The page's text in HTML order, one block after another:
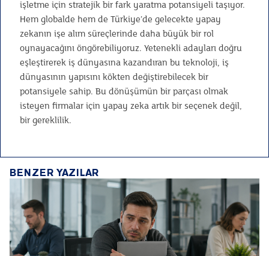
işletme için stratejik bir fark yaratma potansiyeli taşıyor.
Hem globalde hem de Türkiye’de gelecekte yapay
zekanın işe alım süreçlerinde daha büyük bir rol
oynayacağını öngörebiliyoruz. Yetenekli adayları doğru
eşleştirerek iş dünyasına kazandıran bu teknoloji, iş
dünyasının yapısını kökten değiştirebilecek bir
potansiyele sahip. Bu dönüşümün bir parçası olmak
isteyen firmalar için yapay zeka artık bir seçenek değil,
bir gereklilik.
BENZER YAZILAR